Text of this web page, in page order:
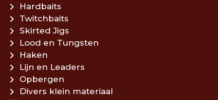
Hardbaits
Twitchbaits
Skirted Jigs
Lood en Tungsten
Haken
Lijn en Leaders
Opbergen
Divers klein materiaal